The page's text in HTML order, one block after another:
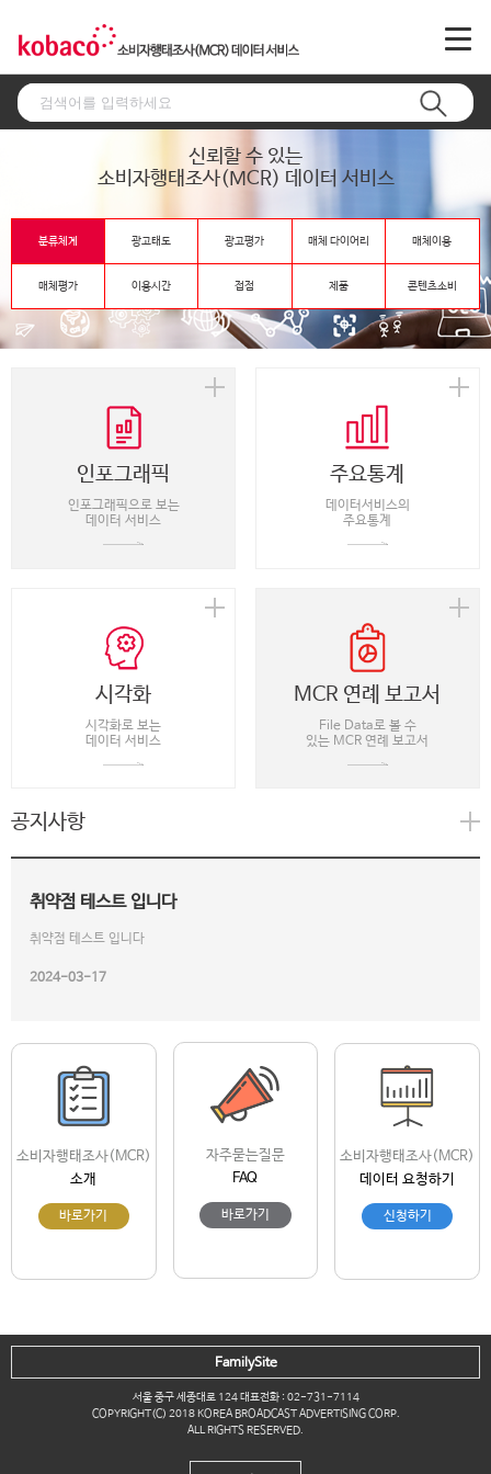
신뢰할 수 있는
소비자행태조사(MCR) 데이터 서비스
분류체계 광고태도 광고평가 매체 다이어리 매체이용
매체평가 이용시간 접점 제품 콘텐츠소비
인포그래픽
인포그래픽으로 보는
데이터 서비스
주요통계
데이터서비스의
주요통계
시각화
시각화로 보는
데이터 서비스
MCR 연례 보고서
File Data로 볼 수
있는 MCR 연례 보고서
공지사항
취약점 테스트 입니다
취약점 테스트 입니다
2024-03-17
소비자행태조사(MCR)
소개
바로가기
자주묻는질문
FAQ
바로가기
소비자행태조사(MCR)
데이터 요청하기
신청하기
서울 중구 세종대로 124 대표전화 : 02-731-7114
COPYRIGHT(C) 2018 KOREA BROADCAST ADVERTISING CORP.
ALL RIGHTS RESERVED.
FamilySite